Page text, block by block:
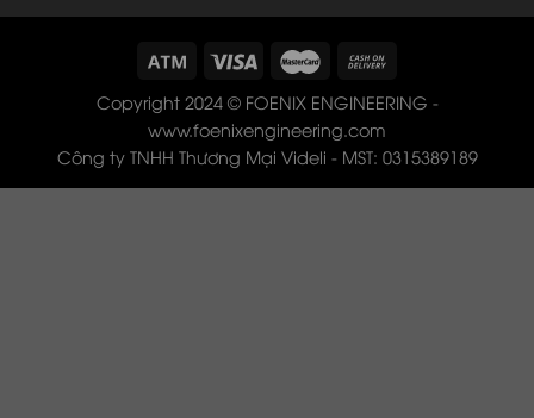
Copyright 2024 © FOENIX ENGINEERING -
www.foenixengineering.com
Công ty TNHH Thương Mại Videli - MST: 0315389189